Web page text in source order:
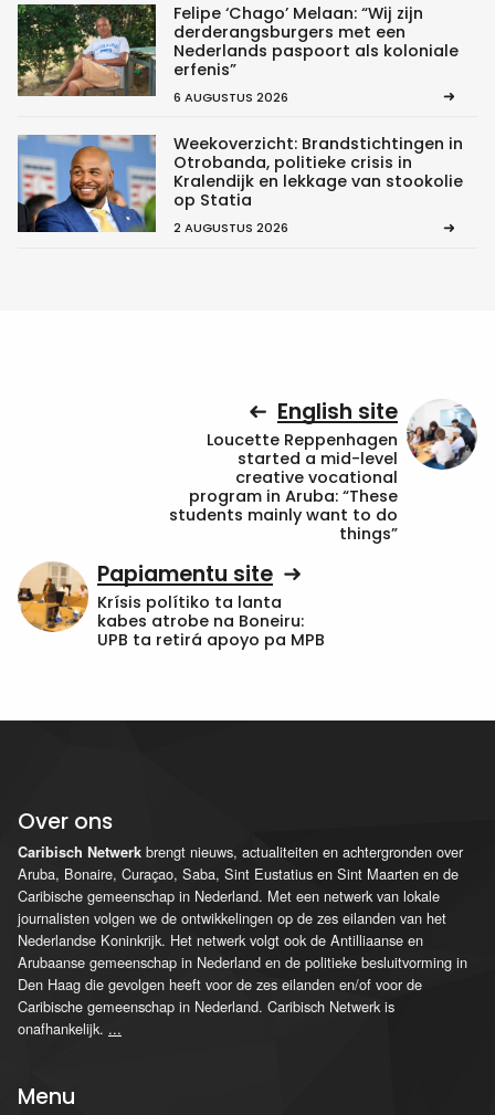
Felipe ‘Chago’ Melaan: “Wij zijn
derderangsburgers met een
Nederlands paspoort als koloniale
erfenis”
6 AUGUSTUS 2026
Weekoverzicht: Brandstichtingen in
Otrobanda, politieke crisis in
Kralendijk en lekkage van stookolie
op Statia
2 AUGUSTUS 2026
English site
Loucette Reppenhagen
started a mid-level
creative vocational
program in Aruba: “These
students mainly want to do
things”
Papiamentu site
Krísis polítiko ta lanta
kabes atrobe na Boneiru:
UPB ta retirá apoyo pa MPB
Over ons
Caribisch Netwerk brengt nieuws, actualiteiten en achtergronden over
Aruba, Bonaire, Curaçao, Saba, Sint Eustatius en Sint Maarten en de
Caribische gemeenschap in Nederland. Met een netwerk van lokale
journalisten volgen we de ontwikkelingen op de zes eilanden van het
Nederlandse Koninkrijk. Het netwerk volgt ook de Antilliaanse en
Arubaanse gemeenschap in Nederland en de politieke besluitvorming in
Den Haag die gevolgen heeft voor de zes eilanden en/of voor de
Caribische gemeenschap in Nederland. Caribisch Netwerk is
onafhankelijk. ...
Menu